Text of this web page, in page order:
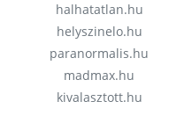
halhatatlan.hu
helyszinelo.hu
paranormalis.hu
madmax.hu
kivalasztott.hu